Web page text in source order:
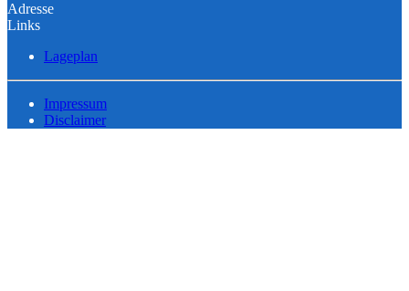
Adresse
Links
Lageplan
Impressum
Disclaimer